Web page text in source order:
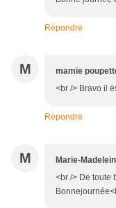
Répondre
M mamie
<br /> Bravo il
Répondre
M Marie-
<br /> De toute